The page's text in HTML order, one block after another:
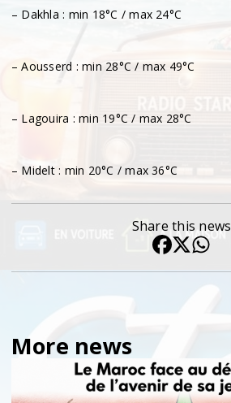
– Dakhla : min 18°C / max 24°C
– Aousserd : min 28°C / max 49°C
– Lagouira : min 19°C / max 28°C
– Midelt : min 20°C / max 36°C
Share this news
More news